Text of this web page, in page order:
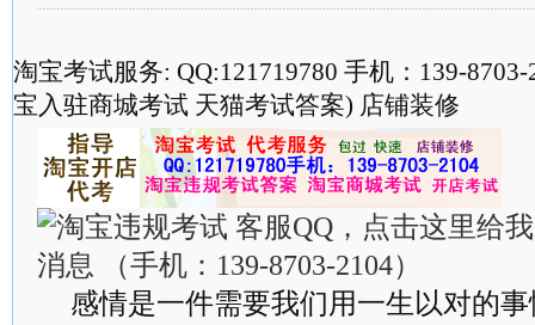
淘宝考试服务: QQ:121719780 手机：139-
宝入驻商城考试 天猫考试答案) 店铺装修
感情是一件需要我们用一生以对的